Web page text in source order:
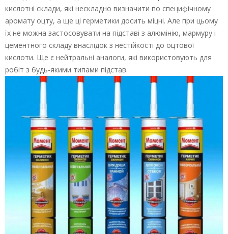
кислотні склади, які нескладно визначити по специфічному
аромату оцту, а ще ці герметики досить міцні. Але при цьому
їх не можна застосовувати на підставі з алюмінію, мармуру і
цементного складу внаслідок з нестійкості до оцтової
кислоти. Ще є нейтральні аналоги, які використовують для
робіт з будь-якими типами підстав.